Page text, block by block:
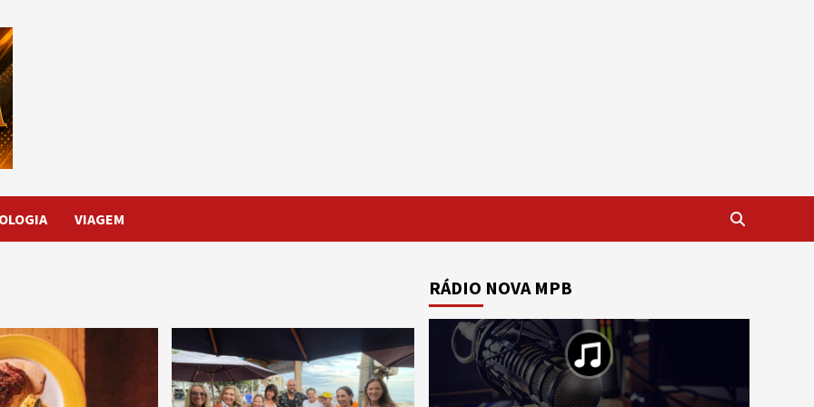
VIAGEM
RÁDIO NOVA MPB